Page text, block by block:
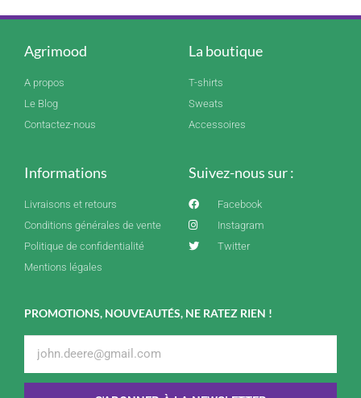
Agrimood
A propos
Le Blog
Contactez-nous
La boutique
T-shirts
Sweats
Accessoires
Informations
Livraisons et retours
Conditions générales de vente
Politique de confidentialité
Mentions légales
Suivez-nous sur :
Facebook
Instagram
Twitter
PROMOTIONS, NOUVEAUTÉS, NE RATEZ RIEN !